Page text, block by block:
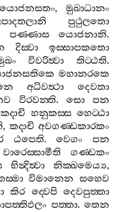
, මුඛාධානං
පුථුලතො
පණ‍්ණාස යොජනානි.
දිස‍්වා
ඉස‍්සාපකතො
විවරිත්‍වා තිට‍්ඨති.
මහානරකෙ
අධිවත්‍ථා
දෙවතා
විරවන‍්ති. සො
පන
කදාචි හනුකස‍්ස හෙට‍්ඨා
, කදාචි අවගණ‍්ඩකාරකං
ඨපෙති.වෙගං
පන
වාරෙස‍්සාමීති
ගණ‍්ඩකං
භින්‍දිත්‍වා නික‍්ඛමෙය්‍ය,
විමානෙන සහෙව
කිර ද‍්වෙපි දෙවපුත‍්තා
පත‍්තා.තෙන